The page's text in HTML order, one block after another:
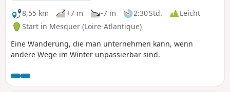
8,55 km
+7 m -7 m 2:30 Std.
Leicht
Start in Mesquer (Loire-Atlantique)
Eine Wanderung, die man unternehmen kann, wenn
andere Wege im Winter unpassierbar sind.